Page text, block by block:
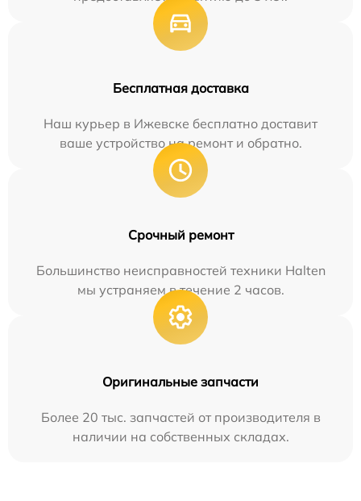
Бесплатная доставка
Наш курьер в Ижевске бесплатно доставит
ваше устройство на ремонт и обратно.
Срочный ремонт
Большинство неисправностей техники Halten
мы устраняем в течение 2 часов.
Оригинальные запчасти
Более 20 тыс. запчастей от производителя в
наличии на собственных складах.